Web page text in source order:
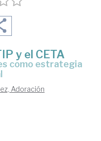
y el CETA
Adoración